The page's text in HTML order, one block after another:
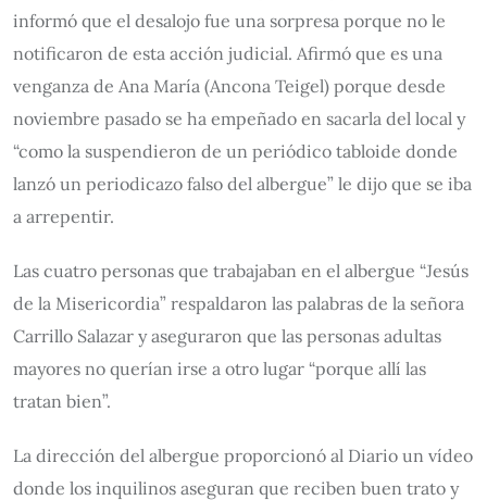
informó que el desalojo fue una sorpresa porque no le
notificaron de esta acción judicial. Afirmó que es una
venganza de Ana María (Ancona Teigel) porque desde
noviembre pasado se ha empeñado en sacarla del local y
“como la suspendieron de un periódico tabloide donde
lanzó un periodicazo falso del albergue” le dijo que se iba
a arrepentir.
Las cuatro personas que trabajaban en el albergue “Jesús
de la Misericordia” respaldaron las palabras de la señora
Carrillo Salazar y aseguraron que las personas adultas
mayores no querían irse a otro lugar “porque allí las
tratan bien”.
La dirección del albergue proporcionó al Diario un vídeo
donde los inquilinos aseguran que reciben buen trato y